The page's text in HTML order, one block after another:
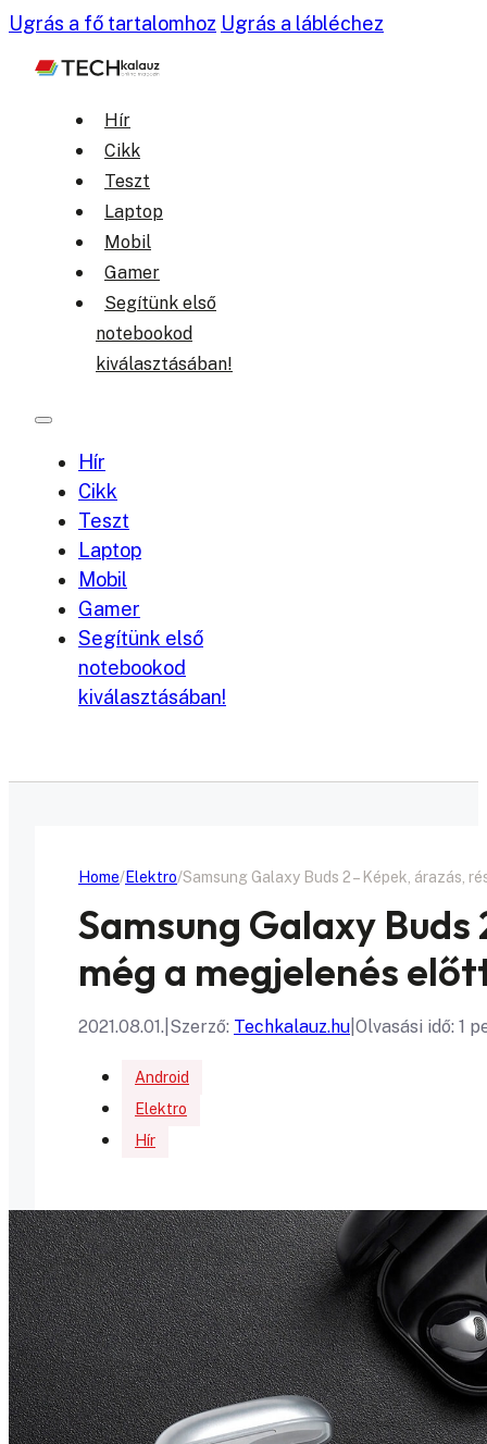
Ugrás a fő tartalomhoz Ugrás a lábléchez
Hír
Cikk
Teszt
Laptop
Mobil
Gamer
Segítünk első
notebookod
kiválasztásában!
Hír
Cikk
Teszt
Laptop
Mobil
Gamer
Segítünk első
notebookod
kiválasztásában!
Home Elektro Samsung Galaxy Buds 2 – Képek, árazás,
Samsung Galaxy
még a megjelenés
2021.08.01. Szerző: Techkalauz.hu Olvasási idő: 1
Android
Elektro
Hír